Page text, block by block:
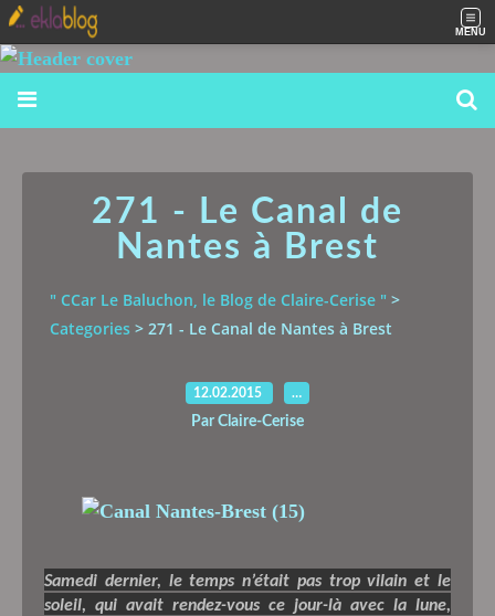
MENU
271 - Le Canal de
Nantes à Brest
" CCar Le Baluchon, le Blog de Claire-Cerise " >
Categories > 271 - Le Canal de Nantes à Brest
12.02.2015 …
Par Claire-Cerise
Samedi dernier, le temps n’était pas trop vilain et le
soleil, qui avait rendez-vous ce jour-là avec la lune,